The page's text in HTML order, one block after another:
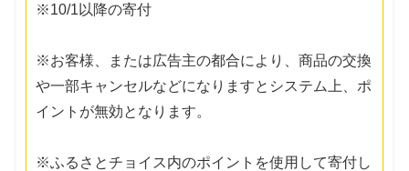
※10/1以降の寄付
※お客様、または広告主の都合により、商品の交換
や一部キャンセルなどになりますとシステム上、ポ
イントが無効となります。
※ふるさとチョイス内のポイントを使用して寄付し